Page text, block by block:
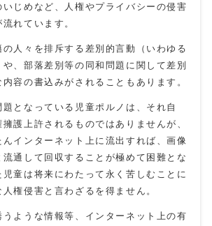
いじめなど、人権やプライバシーの侵害
れています。
人々を排斥する差別的言動（いわゆる
、部落差別等の同和問題に関して差別
容の書込みがされることもあります。
題となっている児童ポルノは、それ自
護上許されるものではありませんが、
インターネット上に流出すれば、画像
通して回収することが極めて困難とな
児童は将来にわたって永く苦しむことに
権侵害と言わざるを得ません。
うような情報等、インターネット上の有